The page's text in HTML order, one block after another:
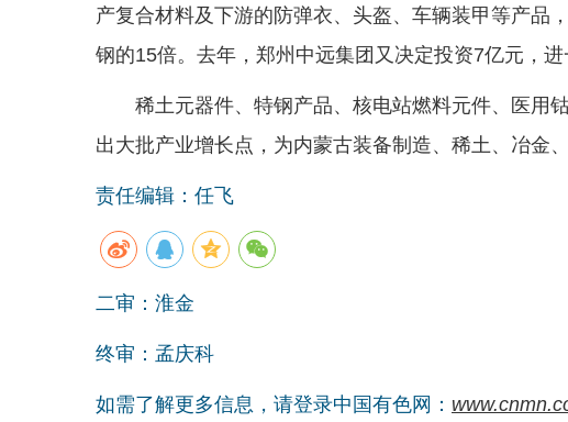
产复合材料及下游的防弹衣、头盔、车辆装甲等产品
钢的15倍。去年，郑州中远集团又决定投资7亿元，进
稀土元器件、特钢产品、核电站燃料元件、医
出大批产业增长点，为内蒙古装备制造、稀土、冶金
责任编辑：任飞
二审：淮金
终审：孟庆科
如需了解更多信息，请登录中国有色网：